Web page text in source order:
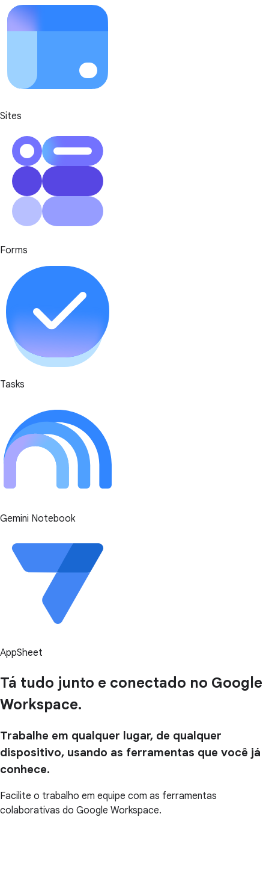
Sites
Forms
Tasks
Gemini Notebook
AppSheet
Tá tudo junto e conectado no Google
Workspace.
Trabalhe em qualquer lugar, de qualquer
dispositivo, usando as ferramentas que você já
conhece.
Facilite o trabalho em equipe com as ferramentas
colaborativas do Google Workspace.